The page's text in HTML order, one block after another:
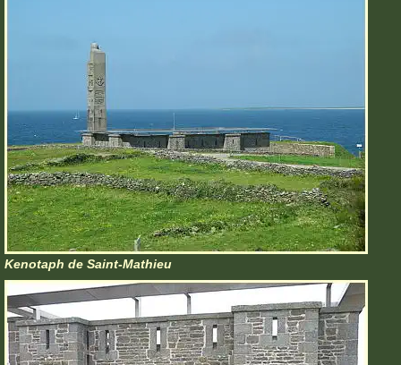
Kenotaph de Saint-Mathieu